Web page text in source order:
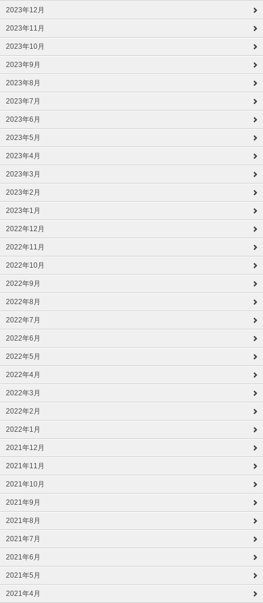
2023年12月
2023年11月
2023年10月
2023年9月
2023年8月
2023年7月
2023年6月
2023年5月
2023年4月
2023年3月
2023年2月
2023年1月
2022年12月
2022年11月
2022年10月
2022年9月
2022年8月
2022年7月
2022年6月
2022年5月
2022年4月
2022年3月
2022年2月
2022年1月
2021年12月
2021年11月
2021年10月
2021年9月
2021年8月
2021年7月
2021年6月
2021年5月
2021年4月